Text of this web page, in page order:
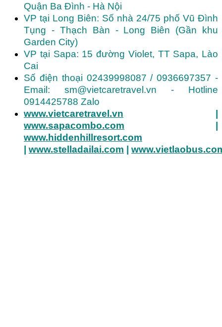
Quận Ba Đình - Hà Nội
VP tại Long Biên: Số nhà 24/75 phố Vũ Đình
Tụng - Thạch Bàn - Long Biên (Gần khu
Garden City)
VP tại Sapa: 15 đường Violet, TT Sapa, Lào
Cai
Số điện thoại 02439998087 / 0936697357 -
Email: sm@vietcaretravel.vn - Hotline
0914425788 Zalo
www.vietcaretravel.vn |
www.sapacombo.com |
www.hiddenhillresort.com
| www.stelladailai.com |